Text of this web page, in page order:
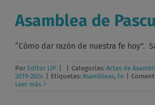
Asamblea de
“Cómo dar razón de nuestra fe hoy”.
Por Editor LIP Categorías: Actas de
2019-2024
Etiquetas: Asambleas, Fe
Leer más